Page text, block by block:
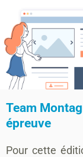
association
Team
son
Team
épreuve
Pour cette